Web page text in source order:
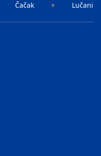
Čačak Lučani